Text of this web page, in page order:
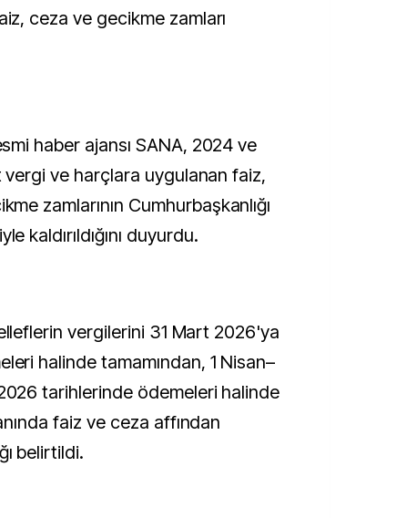
ceza ve gecikme zamları
haber ajansı SANA, 2024 ve
ve harçlara uygulanan faiz,
zamlarının Cumhurbaşkanlığı
kaldırıldığını duyurdu.
vergilerini 31 Mart 2026'ya
halinde tamamından, 1 Nisan–
tarihlerinde ödemeleri halinde
faiz ve ceza affından
belirtildi.